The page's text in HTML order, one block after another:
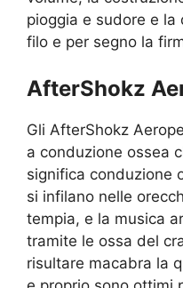
pioggia e sudore e
filo e per segno la
AfterShokz
Gli AfterShokz
a conduzione ossea
significa conduzione
si infilano nelle
tempia, e la musica
tramite le ossa del
risultare macabra la